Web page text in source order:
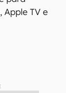
Apple TV e